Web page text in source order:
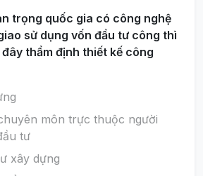
trọng quốc gia có công nghệ
sử dụng vốn đầu tư công thì
thẩm định thiết kế công
môn trực thuộc người
tư
xây dựng